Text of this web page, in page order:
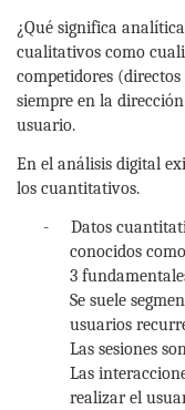
¿Qué significa
cualitativos como
competidores
siempre en la
usuario.
En el análisis digital
los cuantitativos.
-
Datos
conocidos
3
Se suele
usuarios
Las sesiones
Las
realizar el